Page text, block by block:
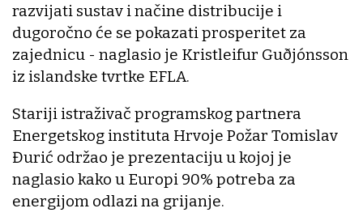
razvijati sustav i načine distribucije i
dugoročno će se pokazati prosperitet za
zajednicu - naglasio je Kristleifur Guðjónsson
iz islandske tvrtke EFLA.
Stariji istraživač programskog partnera
Energetskog instituta Hrvoje Požar Tomislav
Đurić održao je prezentaciju u kojoj je
naglasio kako u Europi 90% potreba za
energijom odlazi na grijanje.